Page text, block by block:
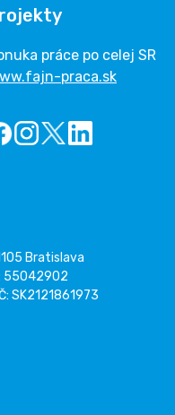
práce po celej SR
praca.sk
Bratislava
55042902
SK2121861973